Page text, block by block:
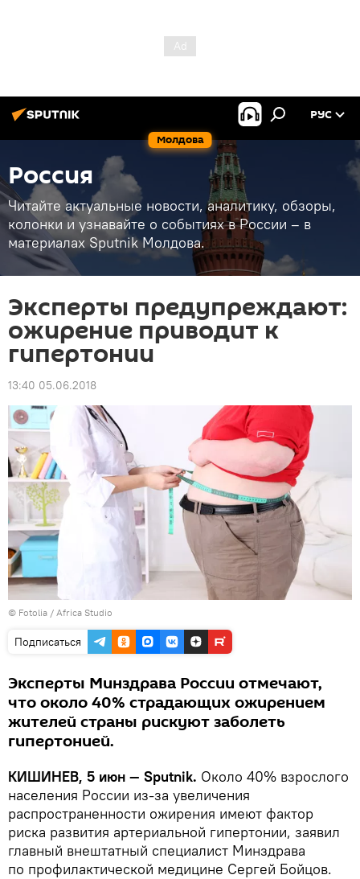
Молдова
РУС
Россия
Читайте актуальные новости, аналитику, обзоры,
колонки и узнавайте о событиях в России – в
материалах Sputnik Молдова.
Эксперты предупреждают:
ожирение приводит к
гипертонии
13:40 05.06.2018
© Fotolia / Africa Studio
Подписаться
Эксперты Минздрава России отмечают,
что около 40% страдающих ожирением
жителей страны рискуют заболеть
гипертонией.
КИШИНЕВ, 5 июн — Sputnik. Около 40% взрослого
населения России из-за увеличения
распространенности ожирения имеют фактор
риска развития артериальной гипертонии, заявил
главный внештатный специалист Минздрава
по профилактической медицине Сергей Бойцов.